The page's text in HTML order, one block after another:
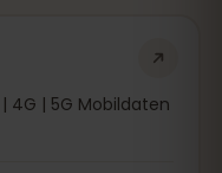
4G | 5G Mobildaten